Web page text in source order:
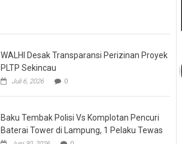
WALHI Desak Transparansi Perizinan Proyek
PLTP Sekincau
Juli 6, 2026 0
Baku Tembak Polisi Vs Komplotan Pencuri
Baterai Tower di Lampung, 1 Pelaku Tewas